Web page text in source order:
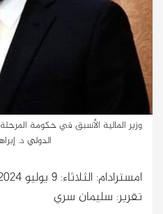
وزير المالية الأسبق في حكومة
الدولي د.
امسترادام: الثلاثاء: 9 يوليو 2024م: راديو دبنقا
تقرير: سليمان سري